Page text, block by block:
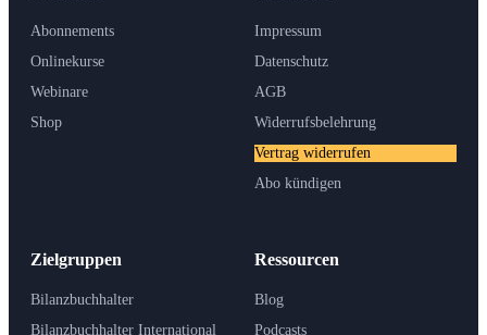
Abonnements
Onlinekurse
Webinare
Shop
Zielgruppen
Bilanzbuchhalter
Bilanzbuchhalter International
Ressourcen
Blog
Podcasts
Impressum
Datenschutz
AGB
Widerrufsbelehrung
Vertrag widerrufen
Abo kündigen